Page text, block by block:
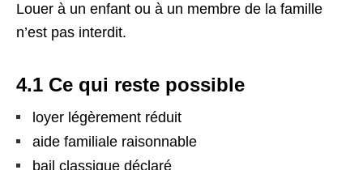
Louer à un enfant ou à un membre de la famille
n’est pas interdit.
4.1 Ce qui reste possible
loyer légèrement réduit
aide familiale raisonnable
bail classique déclaré